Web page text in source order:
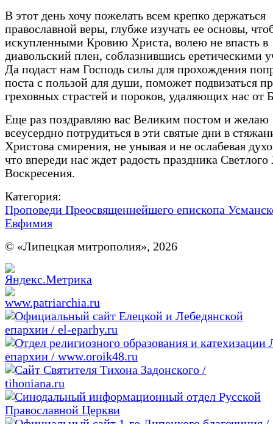
В этот день хочу пожелать всем крепко держаться
православной веры, глубже изучать ее основы,
искупленными Кровию Христа, волею не впасть в
диавольский плен, соблазнившись еретическими
Да подаст нам Господь силы для прохождения
поста с пользой для души, поможет подвизаться
греховных страстей и пороков, удаляющих нас от
Еще раз поздравляю вас Великим постом и желаю
всеусердно потрудиться в эти святые дни в
Христова смирения, не унывая и не ослабевая
что впереди нас ждет радость праздника Светлого
Воскресения.
Категория:
Проповеди Преосвященнейшего епископа
Евфимия
© «Липецкая митрополия», 2026